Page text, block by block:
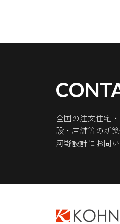
全国の注文住宅
設・店舗等の新
河野設計にお問